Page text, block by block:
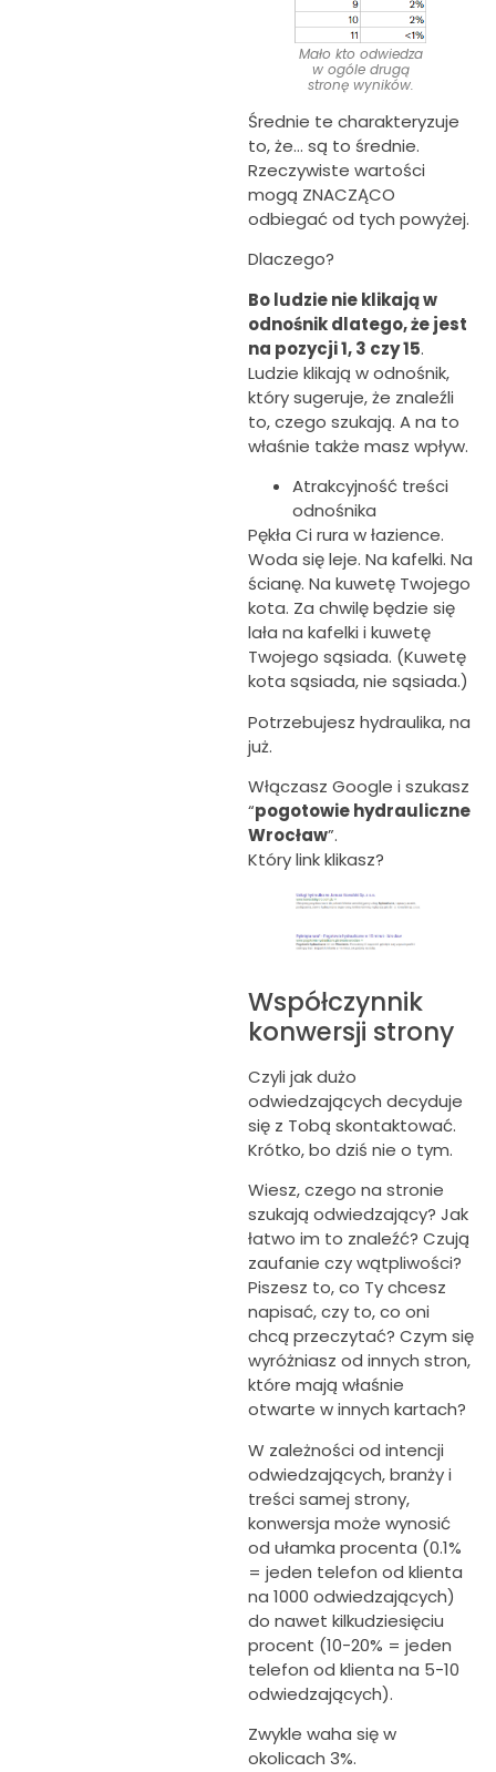
Mało kto odwiedza
w ogóle drugą
stronę wyników.
Średnie te charakteryzuje
to, że… są to średnie.
Rzeczywiste wartości
mogą ZNACZĄCO
odbiegać od tych powyżej.
Dlaczego?
Bo ludzie nie klikają w
odnośnik dlatego, że jest
na pozycji 1, 3 czy 15.
Ludzie klikają w odnośnik,
który sugeruje, że znaleźli
to, czego szukają. A na to
właśnie także masz wpływ.
Atrakcyjność treści
odnośnika
Pękła Ci rura w łazience.
Woda się leje. Na kafelki. Na
ścianę. Na kuwetę Twojego
kota. Za chwilę będzie się
lała na kafelki i kuwetę
Twojego sąsiada. (Kuwetę
kota sąsiada, nie sąsiada.)
Potrzebujesz hydraulika, na
już.
Włączasz Google i szukasz
“pogotowie hydrauliczne
Wrocław”.
Który link klikasz?
Współczynnik
konwersji strony
Czyli jak dużo
odwiedzających decyduje
się z Tobą skontaktować.
Krótko, bo dziś nie o tym.
Wiesz, czego na stronie
szukają odwiedzający? Jak
łatwo im to znaleźć? Czują
zaufanie czy wątpliwości?
Piszesz to, co Ty chcesz
napisać, czy to, co oni
chcą przeczytać? Czym się
wyróżniasz od innych stron,
które mają właśnie
otwarte w innych kartach?
W zależności od intencji
odwiedzających, branży i
treści samej strony,
konwersja może wynosić
od ułamka procenta (0.1%
= jeden telefon od klienta
na 1000 odwiedzających)
do nawet kilkudziesięciu
procent (10-20% = jeden
telefon od klienta na 5-10
odwiedzających).
Zwykle waha się w
okolicach 3%.